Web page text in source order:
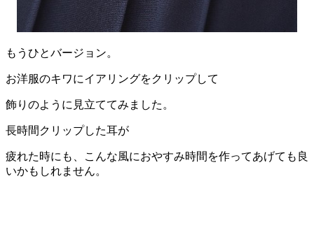
もうひとバージョン。
お洋服のキワにイアリングをクリップして
飾りのように見立ててみました。
長時間クリップした耳が
疲れた時にも、こんな風におやすみ時間を作ってあげても良
いかもしれません。